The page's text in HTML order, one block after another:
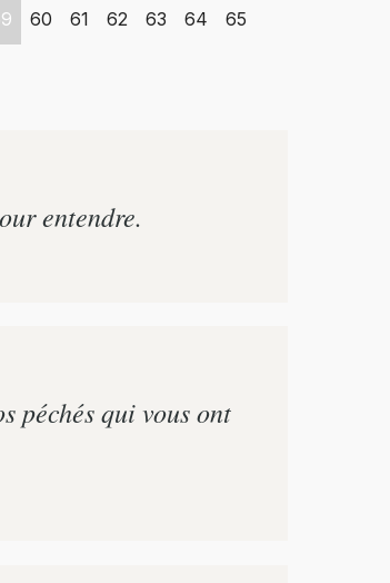
60 61 62 63 64 65
entendre.
péchés qui vous ont